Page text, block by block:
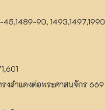
90, 1493,1497,1990
งสำแดงต่อพระศาสนจักร 669